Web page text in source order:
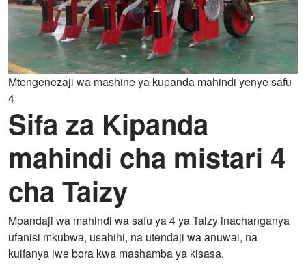
Mtengenezaji wa mashine ya kupanda mahindi yenye safu
4
Sifa za Kipanda
mahindi cha mistari 4
cha Taizy
Mpandaji wa mahindi wa safu ya 4 ya Taizy inachanganya
ufanisi mkubwa, usahihi, na utendaji wa anuwai, na
kuifanya iwe bora kwa mashamba ya kisasa.